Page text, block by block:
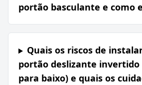
portão basculante e como
Quais os riscos de
portão deslizante invertido
para baixo) e quais os